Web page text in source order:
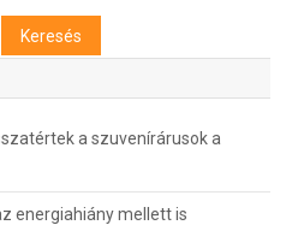
a szuvenírárusok a
energiahiány mellett is